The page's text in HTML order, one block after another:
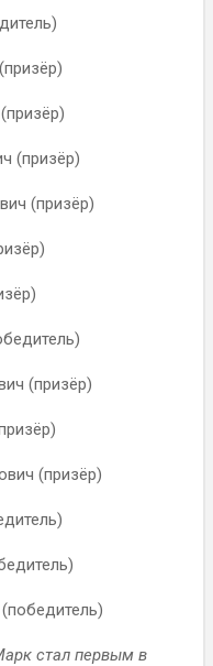
(призёр)
(призёр)
(призёр)
(призёр)
стал первым в